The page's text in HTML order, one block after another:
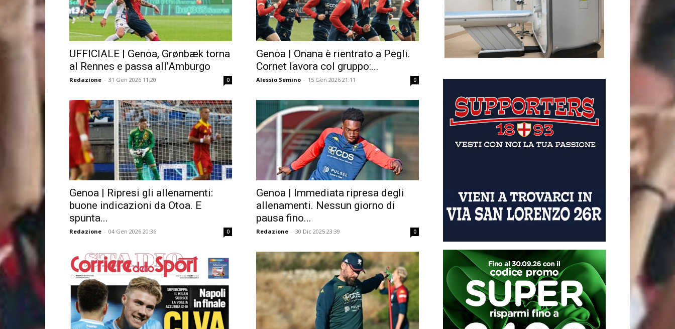
UFFICIALE | Genoa, Grønbæk torna
al Rennes e passa all’Amburgo
Redazione - 31 Gen 2026 11:20 0
Genoa | Onana è rientrato a Pegli.
Cornet lavora col gruppo:...
Alessio Semino - 15 Gen 2026 21:11 0
Genoa | Ripresi gli allenamenti:
buone indicazioni da Otoa. E
spunta...
Redazione - 04 Gen 2026 20:36 0
Genoa | Immediata ripresa degli
allenamenti. Nessun giorno di
pausa fino...
Redazione - 30 Dic 2025 23:39 0